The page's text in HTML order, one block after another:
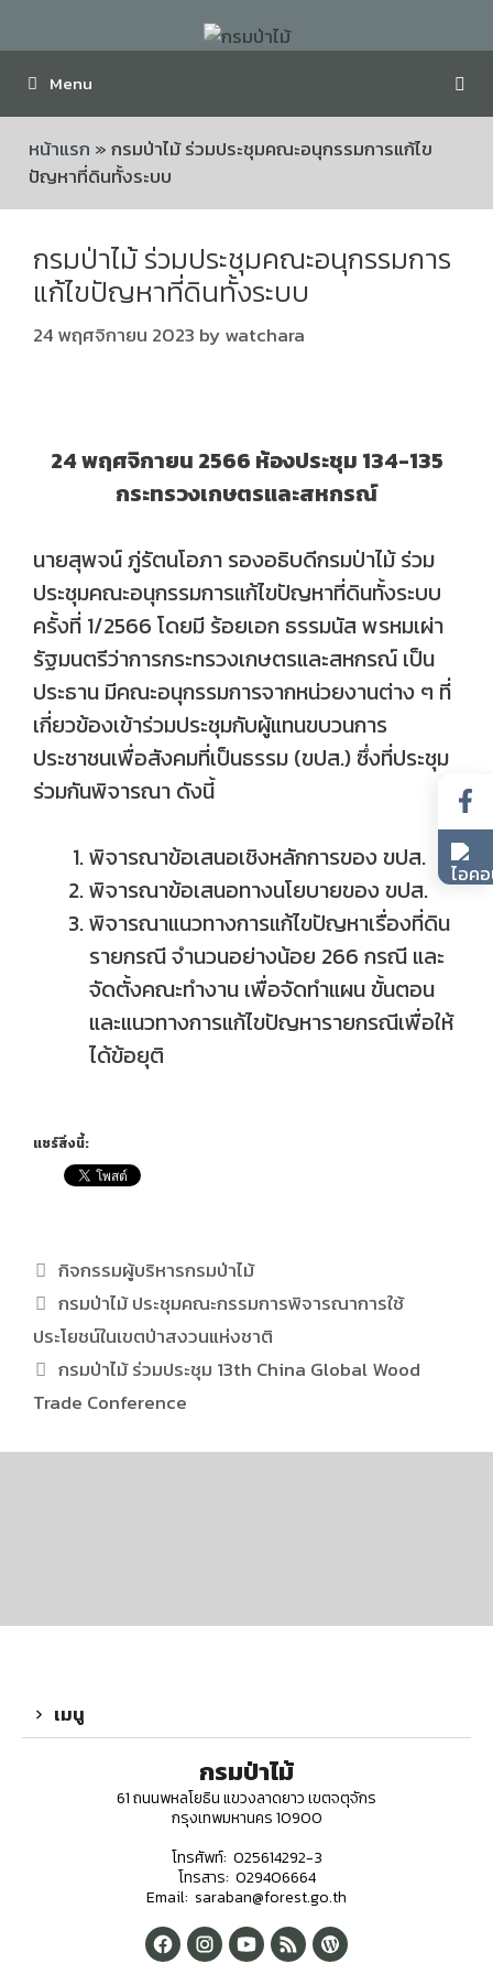
Menu
หน้าแรก »กรมป่าไม้ ร่วมประชุมคณะอนุกรรมการแก้ไข
ปัญหาที่ดินทั้งระบบ
กรมป่าไม้ ร่วมประชุมคณะอนุกรรมการ
แก้ไขปัญหาที่ดินทั้งระบบ
24 พฤศจิกายน 2023 bywatchara
24 พฤศจิกายน 2566 ห้องประชุม 134-135
กระทรวงเกษตรและสหกรณ์
นายสุพจน์ ภู่รัตนโอภา รองอธิบดีกรมป่าไม้ ร่วม
ประชุมคณะอนุกรรมการแก้ไขปัญหาที่ดินทั้งระบบ
ครั้งที่ 1/2566 โดยมี ร้อยเอก ธรรมนัส พรหมเผ่า
รัฐมนตรีว่าการกระทรวงเกษตรและสหกรณ์ เป็น
ประธาน มีคณะอนุกรรมการจากหน่วยงานต่าง ๆ ที่
เกี่ยวข้องเข้าร่วมประชุมกับผู้แทนขบวนการ
ประชาชนเพื่อสังคมที่เป็นธรรม (ขปส.) ซึ่งที่ประชุม
ร่วมกันพิจารณา ดังนี้
พิจารณาข้อเสนอเชิงหลักการของ ขปส.
พิจารณาข้อเสนอทางนโยบายของ ขปส.
พิจารณาแนวทางการแก้ไขปัญหาเรื่องที่ดิน
รายกรณี จำนวนอย่างน้อย 266 กรณี และ
จัดตั้งคณะทำงาน เพื่อจัดทำแผน ขั้นตอน
และแนวทางการแก้ไขปัญหารายกรณีเพื่อให้
ได้ข้อยุติ
แชร์สิ่งนี้:
กิจกรรมผู้บริหารกรมป่าไม้
กรมป่าไม้ ประชุมคณะกรรมการพิจารณาการใช้
ประโยชน์ในเขตป่าสงวนแห่งชาติ
กรมป่าไม้ ร่วมประชุม 13th China Global Wood
Trade Conference
เมนู
กรมป่าไม้
61 ถนนพหลโยธิน แขวงลาดยาว เขตจตุจักร
กรุงเทพมหานคร 10900
โทรศัพท์: 025614292-3
โทรสาร: 029406664
Email: saraban@forest.go.th